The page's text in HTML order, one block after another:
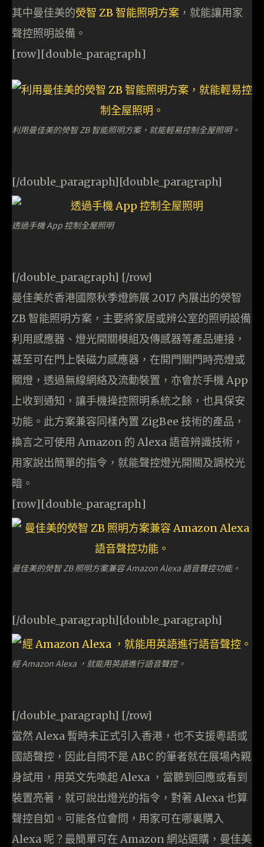
其中曼佳美的熒智 ZB 智能照明方案 ，就能讓用家
聲控照明設備。
[row][double_paragraph]
利用曼佳美的熒智 ZB 智能照明方案，就能輕易控制全屋照明。
[/double_paragraph][double_paragraph]
透過手機 App 控制全屋照明
[/double_paragraph] [/row]
曼佳美於香港國際秋季燈飾展 2017 內展出的熒智
ZB 智能照明方案，主要將家居或辨公室的照明設備
利用感應器、燈光開關模組及傳感器等產品連接，
甚至可在門上裝磁力感應器，在開門關門時亮燈或
關燈，透過無線網絡及流動裝置，亦會於手機 App
上收到通知，讓手機操控照明系統之餘，也具保安
功能。此方案兼容同樣內置 ZigBee 技術的產品，
換言之可使用 Amazon 的 Alexa 語音辨識技術，
用家說出簡單的指令，就能聲控燈光開關及調校光
暗。
[row][double_paragraph]
曼佳美的熒智 ZB 照明方案兼容 Amazon Alexa 語音聲控功能。
[/double_paragraph][double_paragraph]
經 Amazon Alexa ，就能用英語進行語音聲控。
[/double_paragraph] [/row]
當然 Alexa 暫時未正式引入香港，也不支援粵語或
國語聲控，因此自問不是 ABC 的筆者就在展場內親
身試用，用英文先喚起 Alexa ，當聽到回應或看到
裝置亮著，就可說出燈光的指令，對著 Alexa 也算
聲控自如。可能各位會問，用家可在哪裏購入
Alexa 呢？最簡單可在 Amazon 網站選購，曼佳美